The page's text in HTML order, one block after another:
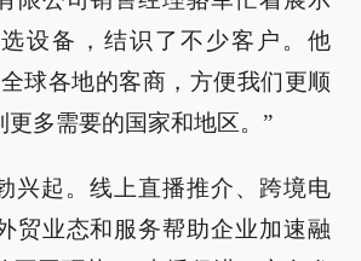
设备，结识了不少客户。他
球各地的客商，方便我们更顺
更多需要的国家和地区。”
起。线上直播推介、跨境电
贸业态和服务帮助企业加速融